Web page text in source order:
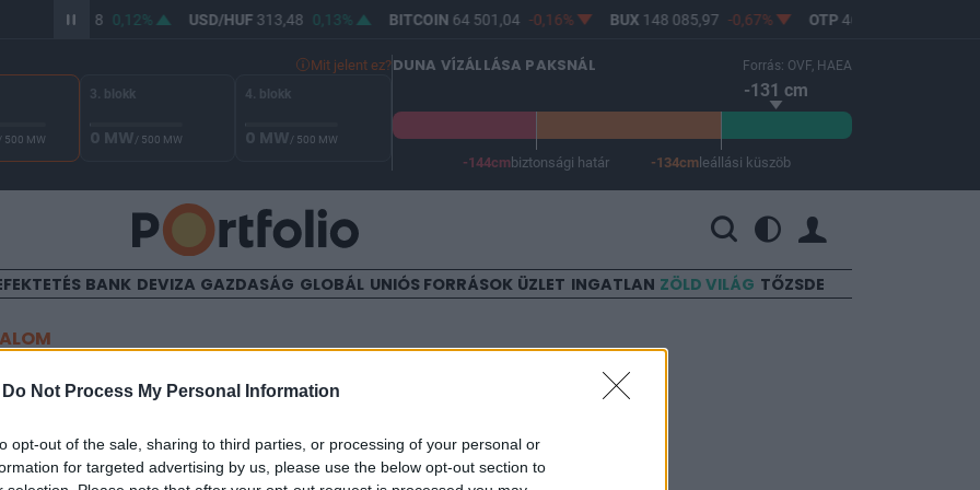
Do Not Process My Personal Information
opt-out of the sale, sharing to third parties, or processing of your personal or
for targeted advertising by us, please use the below opt-out section to
362,18 0,12% USD/HUF313,48 0,13% BITCOIN64 501,04 -0,16% BUX148 085,97 -0,67% OTP46 750
Mit jelent ez?
/ 500 MW
3. blokk
0 MW/ 500 MW
4. blokk
0 MW/ 500 MW
DUNA VÍZÁLLÁSA PAKSNÁL Forrás: OVF, HAEA
-131 cm
-144cmbiztonsági határ -134cmleállási küszöb
BANK DEVIZA GAZDASÁG GLOBÁL UNIÓS FORRÁSOK ÜZLET INGATLAN ZÖLD VILÁG TŐZSDE